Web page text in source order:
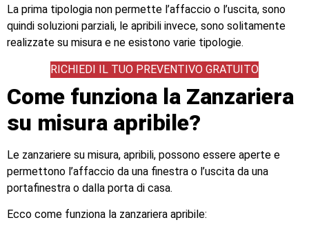
La prima tipologia non permette l’affaccio o l’uscita, sono
quindi soluzioni parziali, le apribili invece, sono solitamente
realizzate su misura e ne esistono varie tipologie.
RICHIEDI IL TUO PREVENTIVO GRATUITO
Come funziona la Zanzariera
su misura apribile?
Le zanzariere su misura, apribili, possono essere aperte e
permettono l’affaccio da una finestra o l’uscita da una
portafinestra o dalla porta di casa.
Ecco come funziona la zanzariera apribile: